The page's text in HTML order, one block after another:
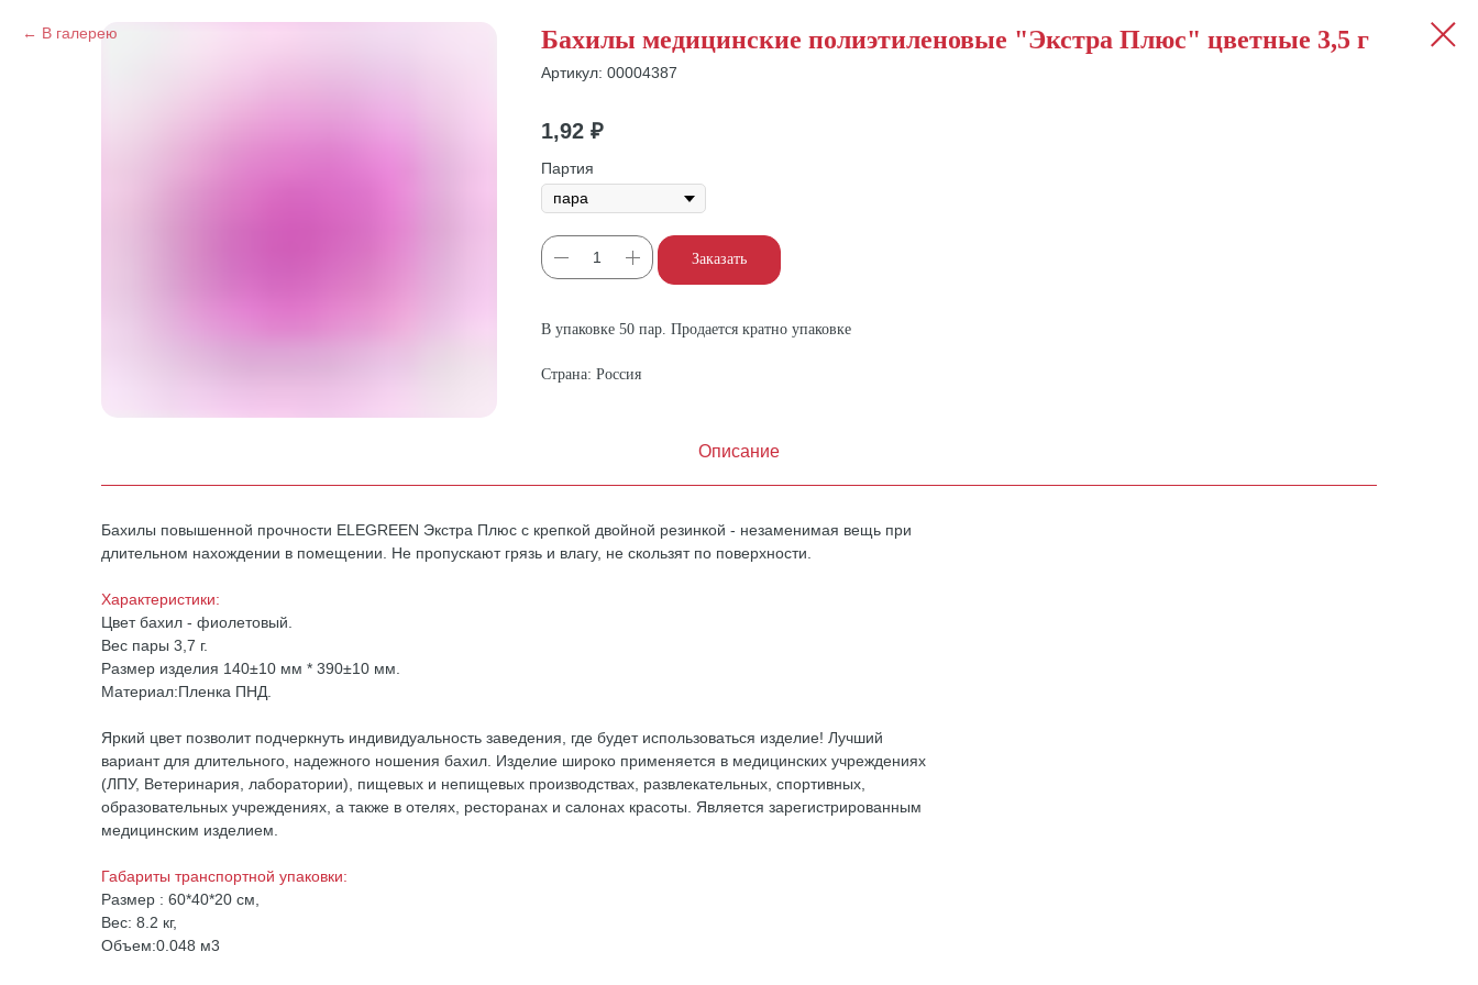
В галерею Бахилы медицинские полиэтиленовые "Экстра Плюс" цветные 3,5 г
Артикул: 00004387
1,92 ₽
Партия
Заказать
В упаковке 50 пар. Продается кратно упаковке
Страна: Россия
Описание
Бахилы повышенной прочности ELEGREEN Экстра Плюс с крепкой двойной резинкой - незаменимая вещь при
длительном нахождении в помещении. Не пропускают грязь и влагу, не скользят по поверхности.
Характеристики:
Цвет бахил - фиолетовый.
Вес пары 3,7 г.
Размер изделия 140±10 мм * 390±10 мм.
Материал:Пленка ПНД.
Яркий цвет позволит подчеркнуть индивидуальность заведения, где будет использоваться изделие! Лучший
вариант для длительного, надежного ношения бахил. Изделие широко применяется в медицинских учреждениях
(ЛПУ, Ветеринария, лаборатории), пищевых и непищевых производствах, развлекательных, спортивных,
образовательных учреждениях, а также в отелях, ресторанах и салонах красоты. Является зарегистрированным
медицинским изделием.
Габариты транспортной упаковки:
Размер : 60*40*20 см,
Вес: 8.2 кг,
Объем:0.048 м3